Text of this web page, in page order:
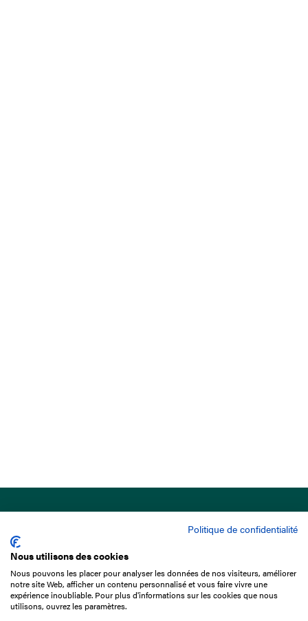
15 Boulevard de Douaumont
75017 Paris
01 49 10 20 29
Politique de confidentialité
Nous utilisons des cookies
Nous pouvons les placer pour analyser les données de nos visiteurs, améliorer
notre site Web, afficher un contenu personnalisé et vous faire vivre une
expérience inoubliable. Pour plus d'informations sur les cookies que nous
utilisons, ouvrez les paramètres.